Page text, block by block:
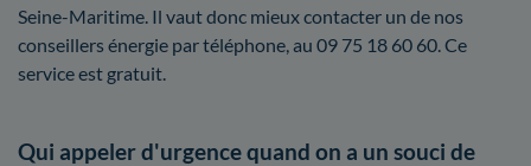
Seine-Maritime. Il vaut donc mieux contacter un de nos
conseillers énergie par téléphone, au 09 75 18 60 60. Ce
service est gratuit.
Qui appeler d'urgence quand on a un souci de